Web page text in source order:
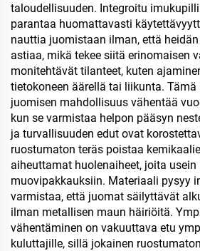
taloudellisuuden. Integroitu
parantaa huomattavasti
nauttia juomistaan ilman, että
astiaa, mikä tekee siitä erinomaisen
monitehtävät tilanteet, kuten
tietokoneen äärellä tai liikunta.
juomisen mahdollisuus vähentää
kun se varmistaa helpon pääsyn
ja turvallisuuden edut ovat
ruostumaton teräs poistaa
aiheuttamat huolenaiheet, joita
muovipakkauksiin. Materiaali pysyy
varmistaa, että juomat säilyttävät
ilman metallisen maun häiriöitä.
vähentäminen on vakuuttava etu
kuluttajille, sillä jokainen